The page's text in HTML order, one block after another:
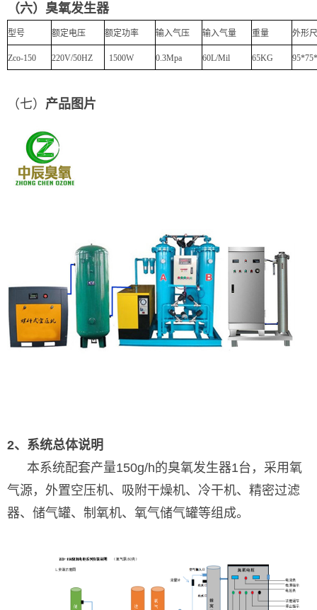
（六）臭氧发生器
型号 额定电压 额定功率 输入气压 输入气量 重量 外形
Zco-150 220V/50HZ 1500W 0.3Mpa 60L/Mil 65KG
（七） 产品图片
2、系统总体说明
本系统配套产量150g/h的臭氧发生器1台，采用氧
气源，外置空压机、吸附干燥机、冷干机、精密过滤
器、储气罐、制氧机、氧气储气罐等组成。